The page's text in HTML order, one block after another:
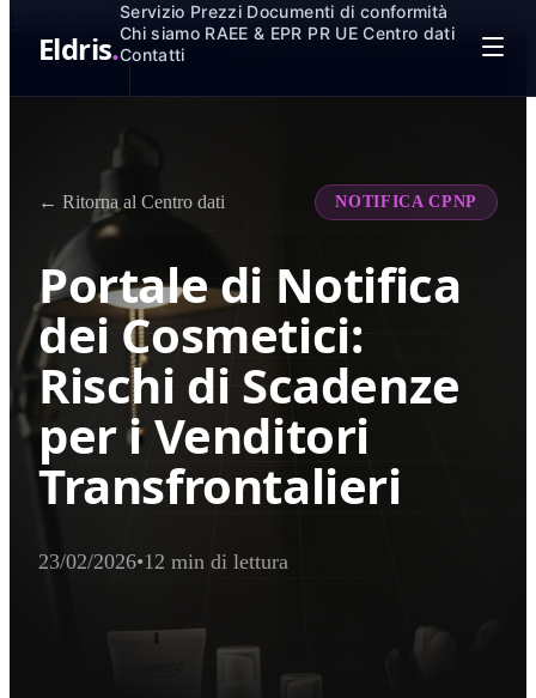
Passa al contenuto principale
Eldris.
Servizio Prezzi Documenti di conformità
Chi siamo RAEE & EPR PR UECentro dati
Contatti
← Ritorna al Centro dati NOTIFICA CPNP
Portale di Notifica
dei Cosmetici:
Rischi di Scadenze
per i Venditori
Transfrontalieri
Le scadenze del Portale di Notifica dei Cosmetici sono cruciali
23/02/2026•12 min di lettura